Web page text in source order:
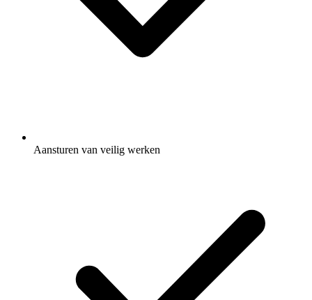
Aansturen van veilig werken